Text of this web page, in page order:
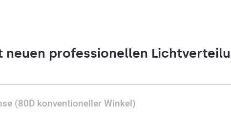
neuen professionellen
(80D konventioneller Winkel)